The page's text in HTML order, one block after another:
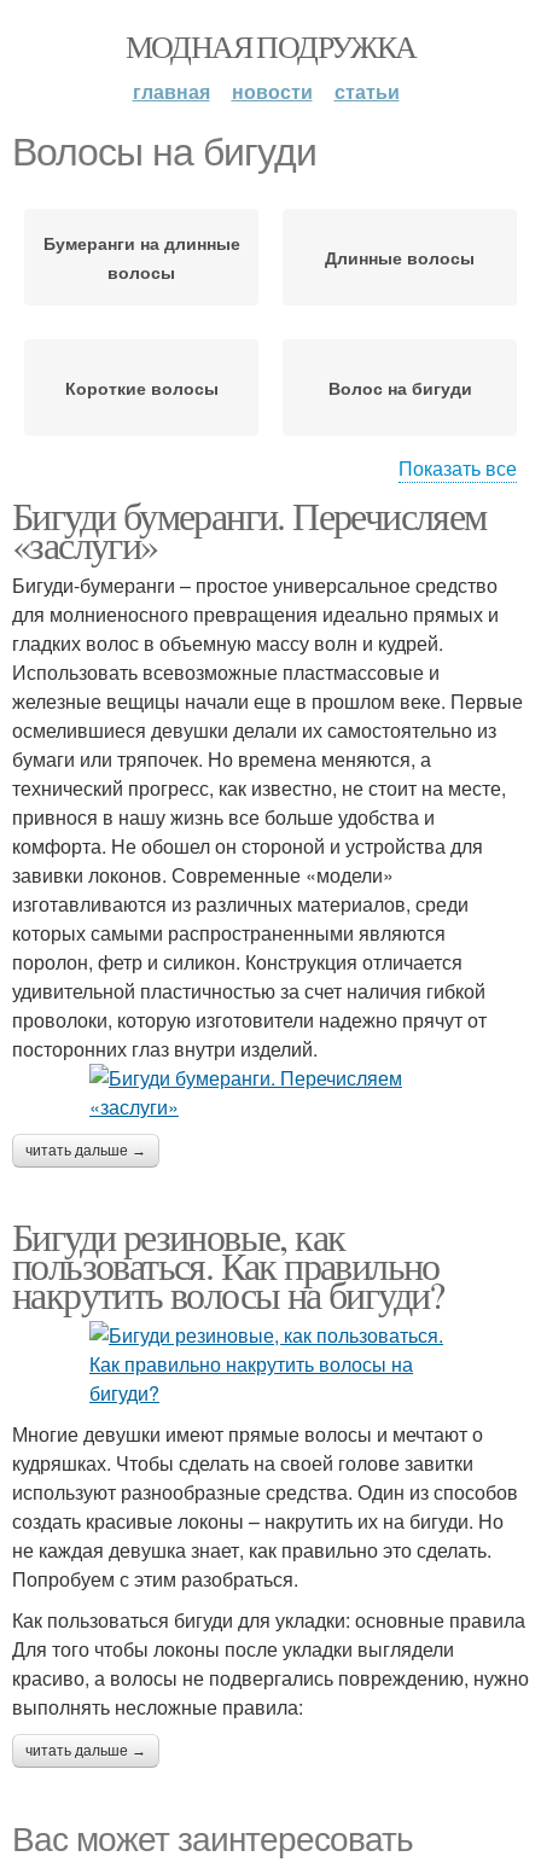
МОДНАЯ ПОДРУЖКА
главная новости статьи
Волосы на бигуди
Бумеранги на длинные
волосы
Длинные волосы
Короткие волосы Волос на бигуди
Бумеранги на средние
волосы
Показать все
Бигуди бумеранги. Перечисляем
«заслуги»
Бигуди-бумеранги – простое универсальное средство
для молниеносного превращения идеально прямых и
гладких волос в объемную массу волн и кудрей.
Использовать всевозможные пластмассовые и
железные вещицы начали еще в прошлом веке. Первые
осмелившиеся девушки делали их самостоятельно из
бумаги или тряпочек. Но времена меняются, а
технический прогресс, как известно, не стоит на месте,
привнося в нашу жизнь все больше удобства и
комфорта. Не обошел он стороной и устройства для
завивки локонов. Современные «модели»
изготавливаются из различных материалов, среди
которых самыми распространенными являются
поролон, фетр и силикон. Конструкция отличается
удивительной пластичностью за счет наличия гибкой
проволоки, которую изготовители надежно прячут от
посторонних глаз внутри изделий.
читать дальше →
Бигуди резиновые, как
пользоваться. Как правильно
накрутить волосы на бигуди?
Многие девушки имеют прямые волосы и мечтают о
кудряшках. Чтобы сделать на своей голове завитки
используют разнообразные средства. Один из способов
создать красивые локоны – накрутить их на бигуди. Но
не каждая девушка знает, как правильно это сделать.
Попробуем с этим разобраться.
Как пользоваться бигуди для укладки: основные правила
Для того чтобы локоны после укладки выглядели
красиво, а волосы не подвергались повреждению, нужно
выполнять несложные правила:
читать дальше →
Вас может заинтересовать